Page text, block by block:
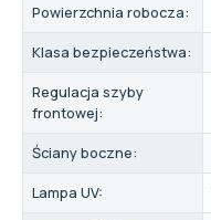
Powierzchnia robocza:
Klasa bezpieczeństwa:
Regulacja szyby
frontowej:
Ściany boczne:
Lampa UV: